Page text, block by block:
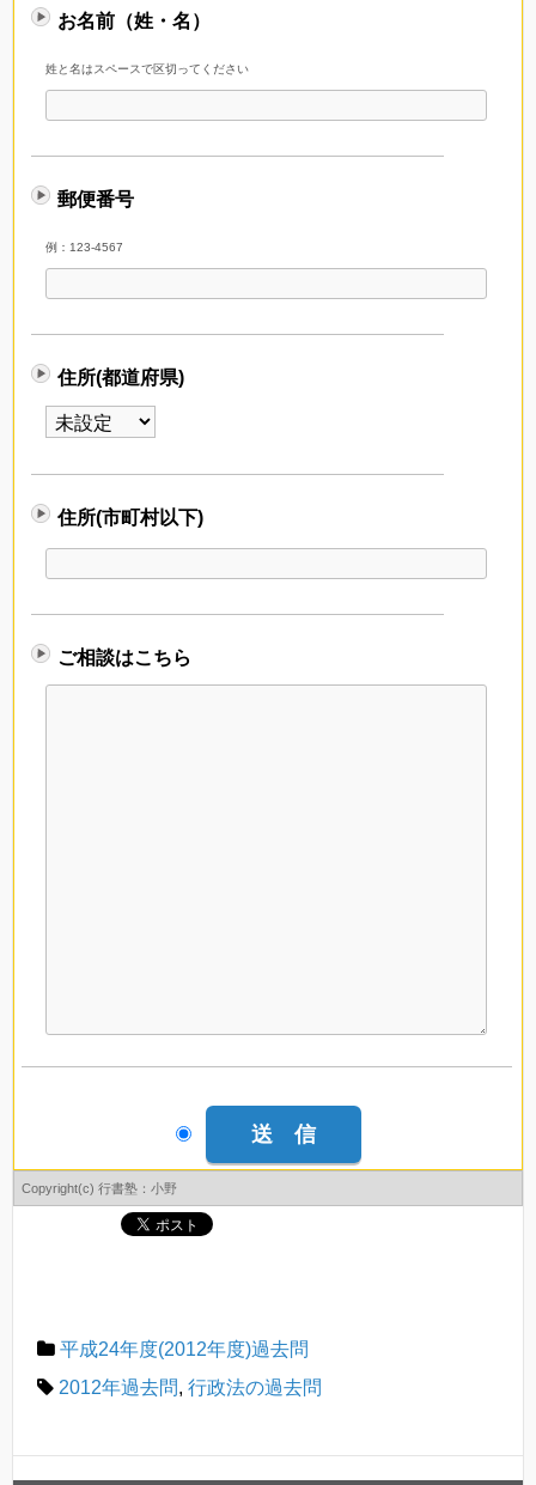
お名前（姓・名）
姓と名はスペースで区切ってください
郵便番号
例：123-4567
住所(都道府県)
住所(市町村以下)
ご相談はこちら
Copyright(c) 行書塾：小野
平成24年度(2012年度)過去問
2012年過去問, 行政法の過去問